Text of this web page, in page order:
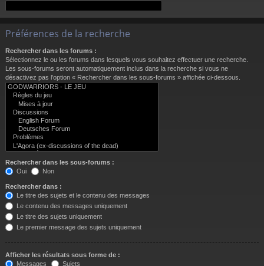
Préférences de la recherche
Rechercher dans les forums :
Sélectionnez le ou les forums dans lesquels vous souhaitez effectuer une recherche.
Les sous-forums seront automatiquement inclus dans la recherche si vous ne
désactivez pas l’option « Rechercher dans les sous-forums » affichée ci-dessous.
Rechercher dans les sous-forums :
Oui
Non
Rechercher dans :
Le titre des sujets et le contenu des messages
Le contenu des messages uniquement
Le titre des sujets uniquement
Le premier message des sujets uniquement
Afficher les résultats sous forme de :
Messages
Sujets